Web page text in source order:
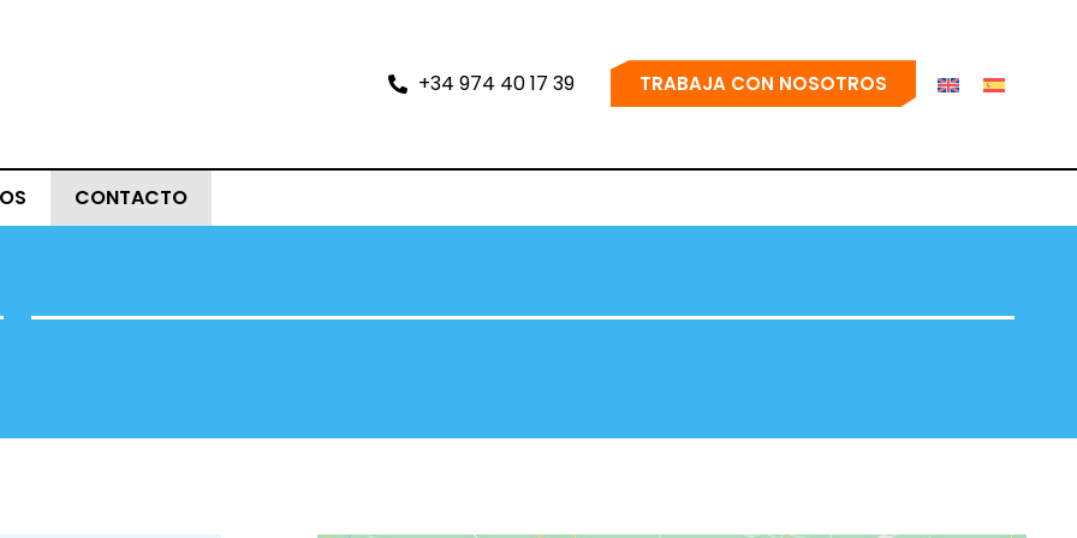
+34 974 40 17 39 TRABAJA CON NOSOTROS
CONTACTO